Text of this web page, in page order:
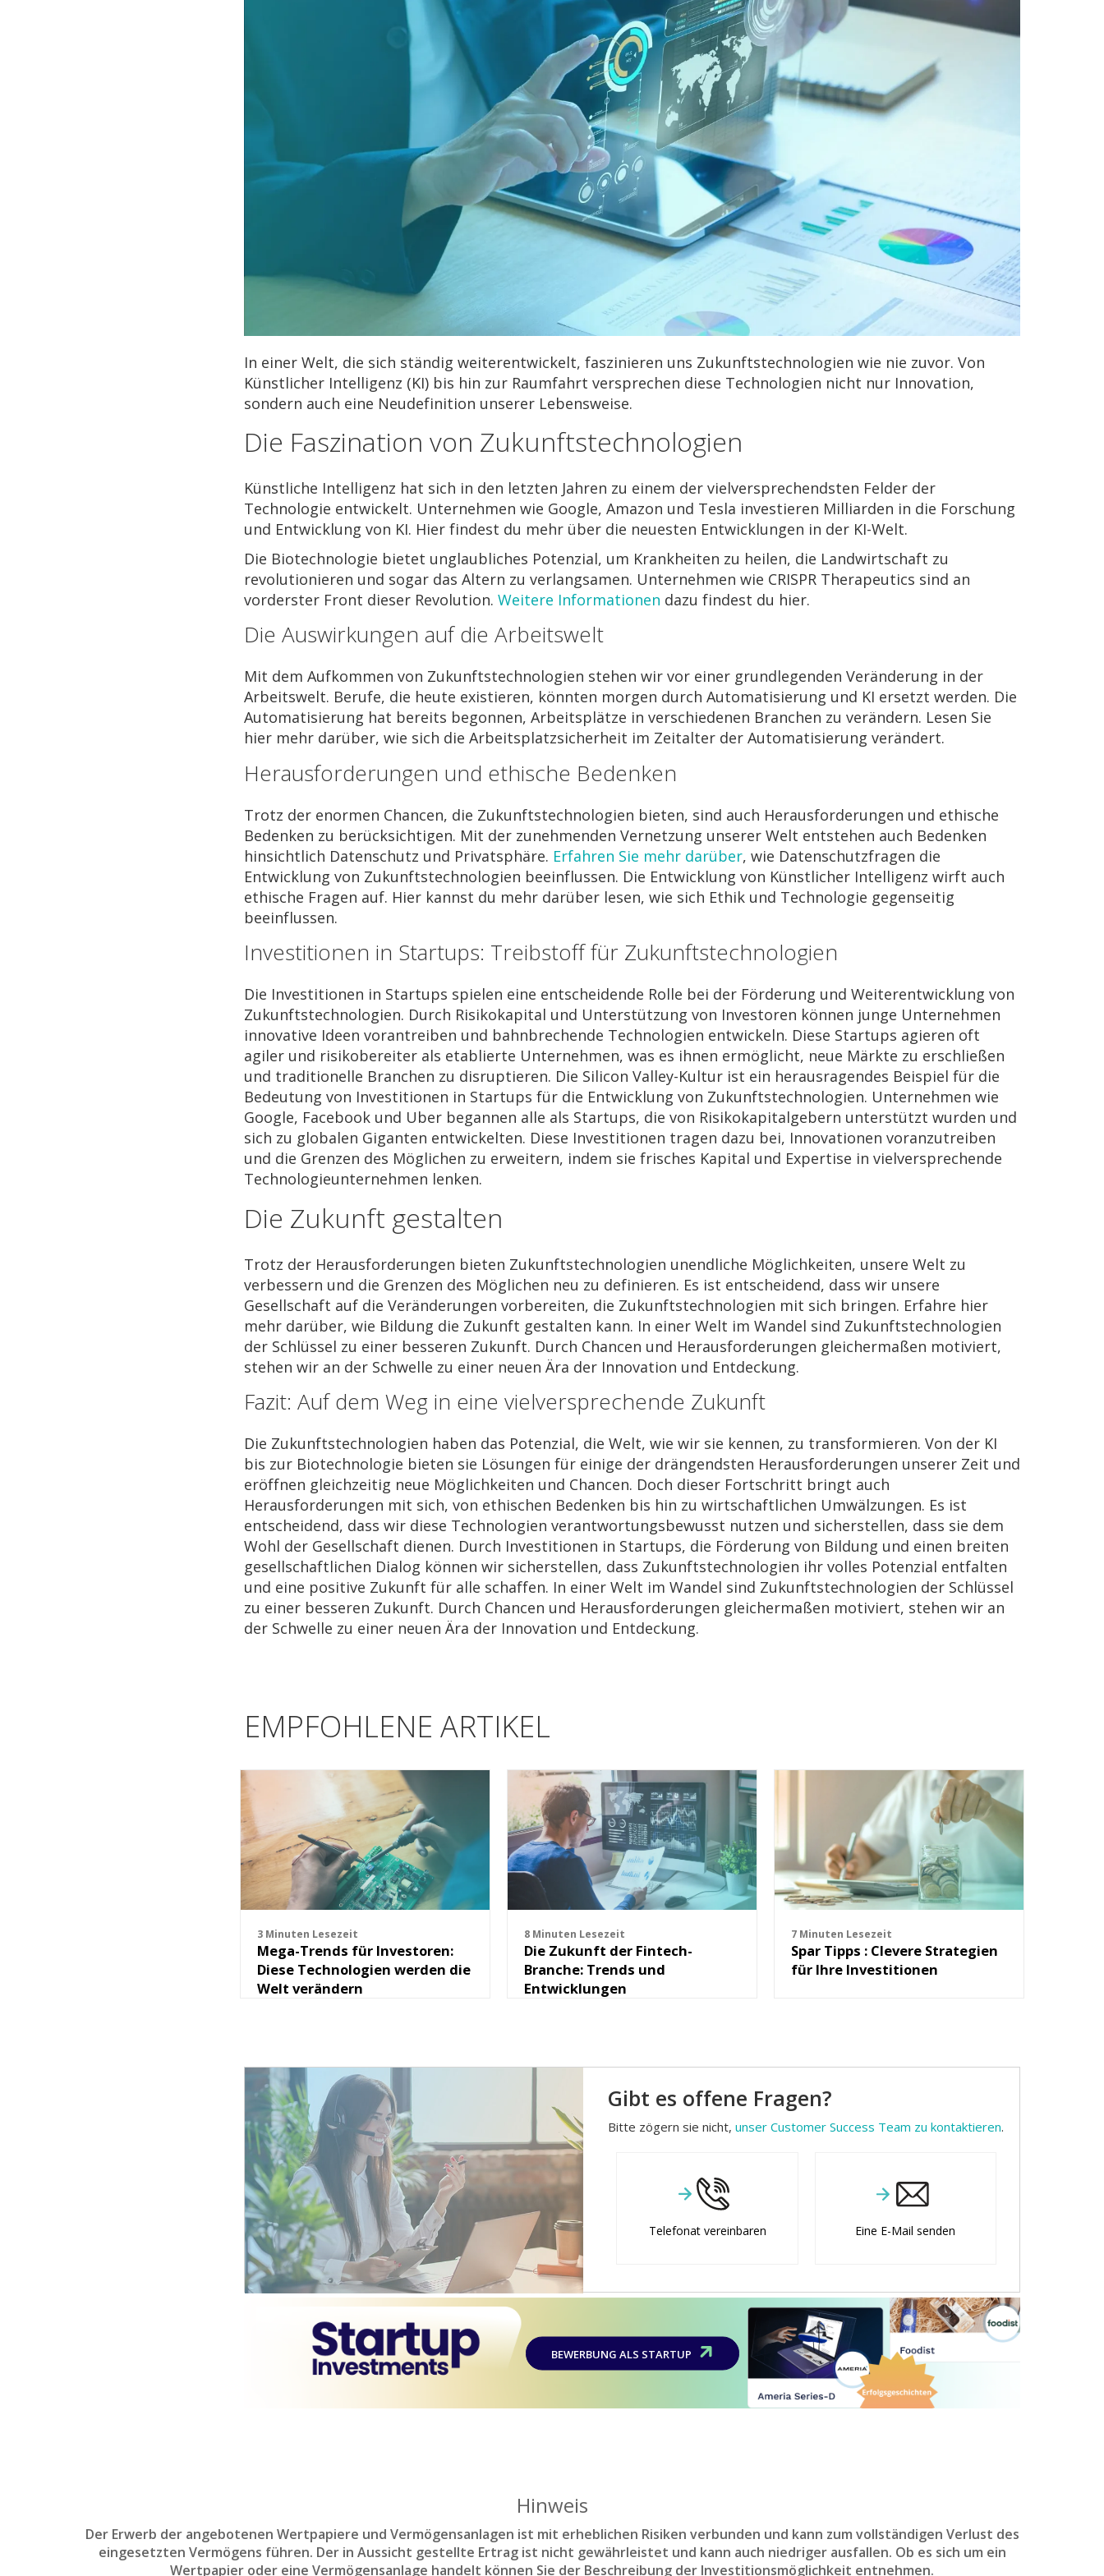
In einer Welt, die sich ständig weiterentwickelt, faszinieren uns Zukunftstechnologien wie nie zuvor. Von
Künstlicher Intelligenz (KI) bis hin zur Raumfahrt versprechen diese Technologien nicht nur Innovation,
sondern auch eine Neudefinition unserer Lebensweise.
Die Faszination von Zukunftstechnologien
Künstliche Intelligenz hat sich in den letzten Jahren zu einem der vielversprechendsten Felder der
Technologie entwickelt. Unternehmen wie Google, Amazon und Tesla investieren Milliarden in die Forschung
und Entwicklung von KI. Hier findest du mehr über die neuesten Entwicklungen in der KI-Welt.
Die Biotechnologie bietet unglaubliches Potenzial, um Krankheiten zu heilen, die Landwirtschaft zu
revolutionieren und sogar das Altern zu verlangsamen. Unternehmen wie CRISPR Therapeutics sind an
vorderster Front dieser Revolution. Weitere Informationen dazu findest du hier.
Die Auswirkungen auf die Arbeitswelt
Mit dem Aufkommen von Zukunftstechnologien stehen wir vor einer grundlegenden Veränderung in der
Arbeitswelt. Berufe, die heute existieren, könnten morgen durch Automatisierung und KI ersetzt werden. Die
Automatisierung hat bereits begonnen, Arbeitsplätze in verschiedenen Branchen zu verändern. Lesen Sie
hier mehr darüber, wie sich die Arbeitsplatzsicherheit im Zeitalter der Automatisierung verändert.
Herausforderungen und ethische Bedenken
Trotz der enormen Chancen, die Zukunftstechnologien bieten, sind auch Herausforderungen und ethische
Bedenken zu berücksichtigen. Mit der zunehmenden Vernetzung unserer Welt entstehen auch Bedenken
hinsichtlich Datenschutz und Privatsphäre. Erfahren Sie mehr darüber, wie Datenschutzfragen die
Entwicklung von Zukunftstechnologien beeinflussen. Die Entwicklung von Künstlicher Intelligenz wirft auch
ethische Fragen auf. Hier kannst du mehr darüber lesen, wie sich Ethik und Technologie gegenseitig
beeinflussen.
Investitionen in Startups: Treibstoff für Zukunftstechnologien
Die Investitionen in Startups spielen eine entscheidende Rolle bei der Förderung und Weiterentwicklung von
Zukunftstechnologien. Durch Risikokapital und Unterstützung von Investoren können junge Unternehmen
innovative Ideen vorantreiben und bahnbrechende Technologien entwickeln. Diese Startups agieren oft
agiler und risikobereiter als etablierte Unternehmen, was es ihnen ermöglicht, neue Märkte zu erschließen
und traditionelle Branchen zu disruptieren. Die Silicon Valley-Kultur ist ein herausragendes Beispiel für die
Bedeutung von Investitionen in Startups für die Entwicklung von Zukunftstechnologien. Unternehmen wie
Google, Facebook und Uber begannen alle als Startups, die von Risikokapitalgebern unterstützt wurden und
sich zu globalen Giganten entwickelten. Diese Investitionen tragen dazu bei, Innovationen voranzutreiben
und die Grenzen des Möglichen zu erweitern, indem sie frisches Kapital und Expertise in vielversprechende
Technologieunternehmen lenken.
Die Zukunft gestalten
Trotz der Herausforderungen bieten Zukunftstechnologien unendliche Möglichkeiten, unsere Welt zu
verbessern und die Grenzen des Möglichen neu zu definieren. Es ist entscheidend, dass wir unsere
Gesellschaft auf die Veränderungen vorbereiten, die Zukunftstechnologien mit sich bringen. Erfahre hier
mehr darüber, wie Bildung die Zukunft gestalten kann. In einer Welt im Wandel sind Zukunftstechnologien
der Schlüssel zu einer besseren Zukunft. Durch Chancen und Herausforderungen gleichermaßen motiviert,
stehen wir an der Schwelle zu einer neuen Ära der Innovation und Entdeckung.
Fazit: Auf dem Weg in eine vielversprechende Zukunft
Die Zukunftstechnologien haben das Potenzial, die Welt, wie wir sie kennen, zu transformieren. Von der KI
bis zur Biotechnologie bieten sie Lösungen für einige der drängendsten Herausforderungen unserer Zeit und
eröffnen gleichzeitig neue Möglichkeiten und Chancen. Doch dieser Fortschritt bringt auch
Herausforderungen mit sich, von ethischen Bedenken bis hin zu wirtschaftlichen Umwälzungen. Es ist
entscheidend, dass wir diese Technologien verantwortungsbewusst nutzen und sicherstellen, dass sie dem
Wohl der Gesellschaft dienen. Durch Investitionen in Startups, die Förderung von Bildung und einen breiten
gesellschaftlichen Dialog können wir sicherstellen, dass Zukunftstechnologien ihr volles Potenzial entfalten
und eine positive Zukunft für alle schaffen. In einer Welt im Wandel sind Zukunftstechnologien der Schlüssel
zu einer besseren Zukunft. Durch Chancen und Herausforderungen gleichermaßen motiviert, stehen wir an
der Schwelle zu einer neuen Ära der Innovation und Entdeckung.
EMPFOHLENE ARTIKEL
3 Minuten Lesezeit
Mega-Trends für Investoren:
Diese Technologien werden die
Welt verändern
8 Minuten Lesezeit
Die Zukunft der Fintech-
Branche: Trends und
Entwicklungen
7 Minuten Lesezeit
Spar Tipps : Clevere Strategien
für Ihre Investitionen
Gibt es offene Fragen?
Bitte zögern sie nicht,unser Customer Success Team zu kontaktieren.
Telefonat vereinbaren Eine E-Mail senden
BEWERBUNG ALS STARTUP
Hinweis
Der Erwerb der angebotenen Wertpapiere und Vermögensanlagen ist mit erheblichen Risiken verbunden und kann zum vollständigen Verlust des
eingesetzten Vermögens führen. Der in Aussicht gestellte Ertrag ist nicht gewährleistet und kann auch niedriger ausfallen. Ob es sich um ein
Wertpapier oder eine Vermögensanlage handelt können Sie der Beschreibung der Investitionsmöglichkeit entnehmen.